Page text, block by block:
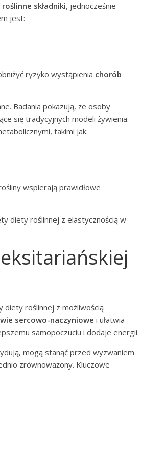
roślinne składniki, jednocześnie
jest:
ryzyko wystąpienia chorób
Badania pokazują, że osoby
się tradycyjnych modeli żywienia.
takimi jak:
wspierają prawidłowe
diety roślinnej z elastycznością w
diety roślinnej z możliwością
sercowo-naczyniowe i ułatwia
samopoczuciu i dodaje energii.
mogą stanąć przed wyzwaniem
zrównoważony. Kluczowe